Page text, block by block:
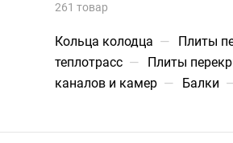
261 товар
Кольца колодца — Плиты
теплотрасс — Плиты
каналов и камер — Балки